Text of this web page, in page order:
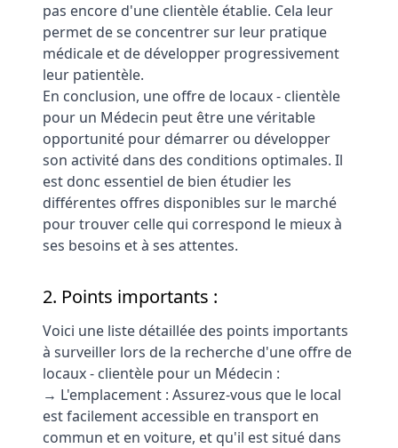
pas encore d'une clientèle établie. Cela leur
permet de se concentrer sur leur pratique
médicale et de développer progressivement
leur patientèle.
En conclusion, une offre de locaux - clientèle
pour un Médecin peut être une véritable
opportunité pour démarrer ou développer
son activité dans des conditions optimales. Il
est donc essentiel de bien étudier les
différentes offres disponibles sur le marché
pour trouver celle qui correspond le mieux à
ses besoins et à ses attentes.
2. Points importants :
Voici une liste détaillée des points importants
à surveiller lors de la recherche d'une offre de
locaux - clientèle pour un Médecin :
→ L'emplacement : Assurez-vous que le local
est facilement accessible en transport en
commun et en voiture, et qu'il est situé dans